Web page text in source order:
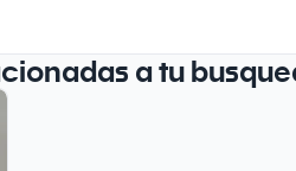
a tu